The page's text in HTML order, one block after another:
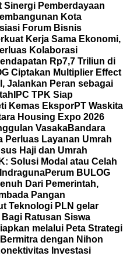
Sinergi Pemberdayaan
Kota
Forum Bisnis
Kerja Sama Ekonomi,
Kolaborasi
Rp7,7 Triliun di
Ciptakan Multiplier Effect
Jalankan Peran sebagai
IPC TPK Siap
Kemas EksporPT Waskita
Housing Expo 2026
VasakaBandara
Perluas Layanan Umrah
Haji dan Umrah
Solusi Modal atau Celah
Perum BULOG
Dari Pemerintah,
Pangan
Teknologi PLN gelar
Ratusan Siswa
melalui Peta Strategi
dengan Nihon
Investasi